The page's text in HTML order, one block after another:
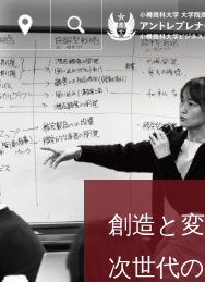
創造と
次世代